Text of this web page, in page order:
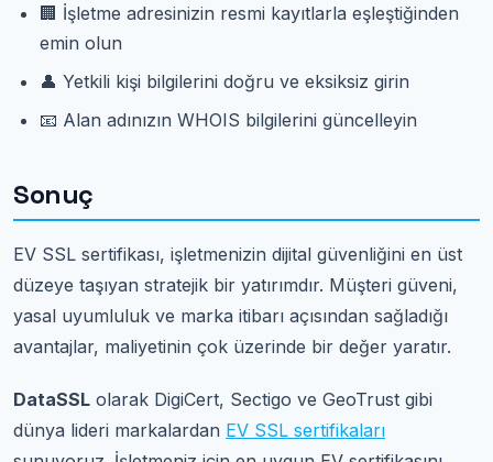
🏢 İşletme adresinizin resmi kayıtlarla eşleştiğinden
emin olun
👤 Yetkili kişi bilgilerini doğru ve eksiksiz girin
📧 Alan adınızın WHOIS bilgilerini güncelleyin
Sonuç
EV SSL sertifikası, işletmenizin dijital güvenliğini en üst
düzeye taşıyan stratejik bir yatırımdır. Müşteri güveni,
yasal uyumluluk ve marka itibarı açısından sağladığı
avantajlar, maliyetinin çok üzerinde bir değer yaratır.
DataSSL olarak DigiCert, Sectigo ve GeoTrust gibi
dünya lideri markalardan EV SSL sertifikaları